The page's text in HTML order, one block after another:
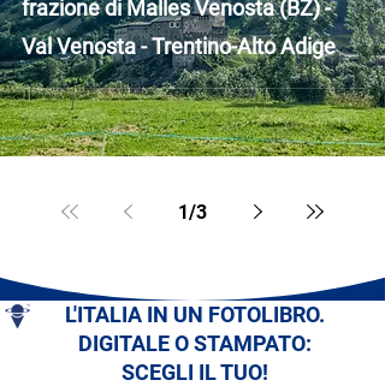
frazione di Malles Venosta (BZ) -
Val Venosta - Trentino-Alto Adige
1/3
L'ITALIA IN UN FOTOLIBRO.
DIGITALE O STAMPATO:
SCEGLI IL TUO!